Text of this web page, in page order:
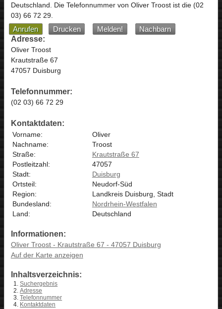
Deutschland. Die Telefonnummer von Oliver Troost ist die (02
03) 66 72 29.
Anrufen Drucken Melden!
Nachbarn
Adresse:
Oliver Troost
Krautstraße 67
47057 Duisburg
Telefonnummer:
(02 03) 66 72 29
Kontaktdaten:
Vorname:
Oliver
Nachname:
Troost
Straße:
Krautstraße 67
Postleitzahl:
47057
Stadt:
Duisburg
Ortsteil:
Neudorf-Süd
Region:
Landkreis Duisburg, Stadt
Bundesland:
Nordrhein-Westfalen
Land:
Deutschland
Informationen:
Oliver Troost - Krautstraße 67 - 47057 Duisburg
Auf der Karte anzeigen
Inhaltsverzeichnis:
Suchergebnis
Adresse
Telefonnummer
Kontaktdaten